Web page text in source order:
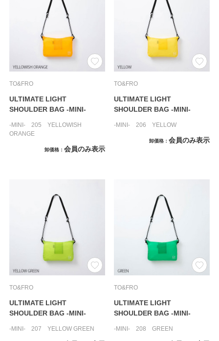
TO&FRO
ULTIMATE LIGHT
SHOULDER BAG -MINI-
-MINI- 205 YELLOWISH
ORANGE
卸価格 会員のみ表示
TO&FRO
ULTIMATE LIGHT
SHOULDER BAG -MINI-
-MINI- 206 YELLOW
卸価格 会員のみ表示
TO&FRO
ULTIMATE LIGHT
SHOULDER BAG -MINI-
-MINI- 207 YELLOW GREEN
TO&FRO
ULTIMATE LIGHT
SHOULDER BAG -MINI-
-MINI- 208 GREEN